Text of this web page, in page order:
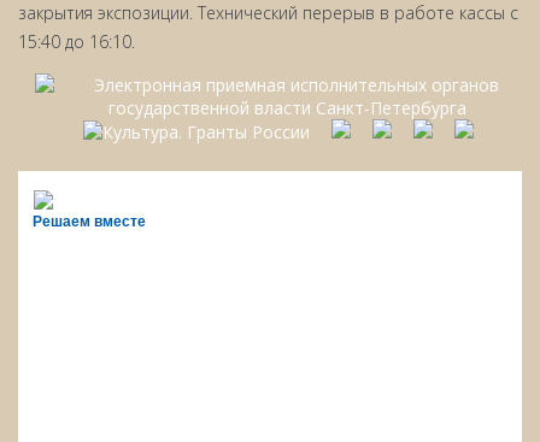
закрытия экспозиции. Технический перерыв в работе кассы с
15:40 до 16:10.
Решаем вместе